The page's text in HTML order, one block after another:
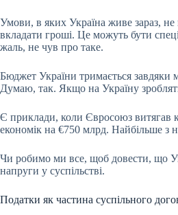
Умови, в яких Україна живе зараз,
вкладати гроші. Це можуть бути
жаль, не чув про таке.
Бюджет України тримається
Думаю, так. Якщо на Україну зроблять
Є приклади, коли Євросоюз витягав
економік на €750 млрд. Найбільше з
Чи робимо ми все, щоб довести, що
напруги у суспільстві.
Податки як частина суспільного